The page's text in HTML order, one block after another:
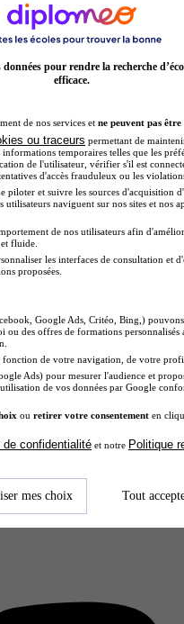
pour rendre la recherche
efficace.
de nos services et ne peuvent pas être
ou traceurs permettant de
temporaires telles que les
de l'utilisateur, vérifier s'il est
d'accès frauduleux ou les
piloter et suivre les sources d'acquisition
naviguent sur nos sites et nos
de nos utilisateurs afin
fluide.
les interfaces de consultation et
proposées.
Google Ads, Critéo, Bing,)
ou des offres de formations
fonction de votre navigation, de votre
Ads) pour mesurer l'audience et
de vos données par Google
ou retirer votre consentement en
de confidentialité et notre Politique
mes choix Tout